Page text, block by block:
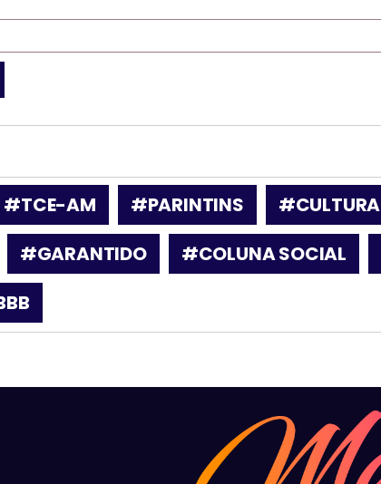
#TCE-AM #PARINTINS #CULTURA
#GARANTIDO #COLUNA SOCIAL